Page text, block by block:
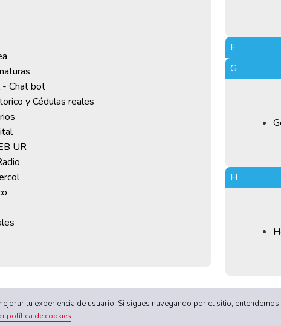
- Chat bot
y Cédulas reales
UR
F
G
H
tu experiencia de usuario. Si sigues navegando por el sitio, entendemos
política de cookies